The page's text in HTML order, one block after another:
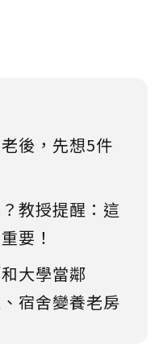
後，先想5件
教授提醒：這
要！
大學當鄰
宿舍變養老房